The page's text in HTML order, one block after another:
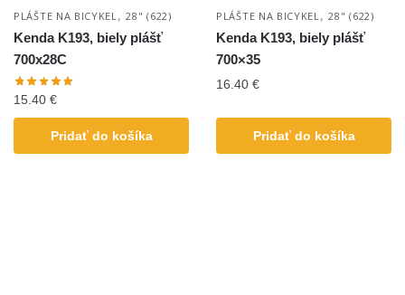
PLÁŠTE NA BICYKEL,28" (622)
Kenda K193, biely plášť
700x28C
15.40 €
Pridať do košíka
PLÁŠTE NA BICYKEL,28" (622)
Kenda K193, biely plášť
700×35
16.40 €
Pridať do košíka